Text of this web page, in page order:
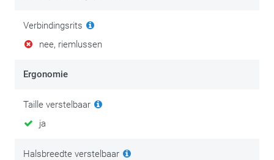
Verbindingsrits
nee, riemlussen
Ergonomie
Taille verstelbaar
ja
Halsbreedte verstelbaar